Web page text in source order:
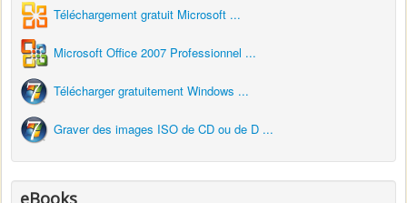
Téléchargement gratuit Microsoft ...
Microsoft Office 2007 Professionnel ...
Télécharger gratuitement Windows ...
Graver des images ISO de CD ou de D ...
eBooks